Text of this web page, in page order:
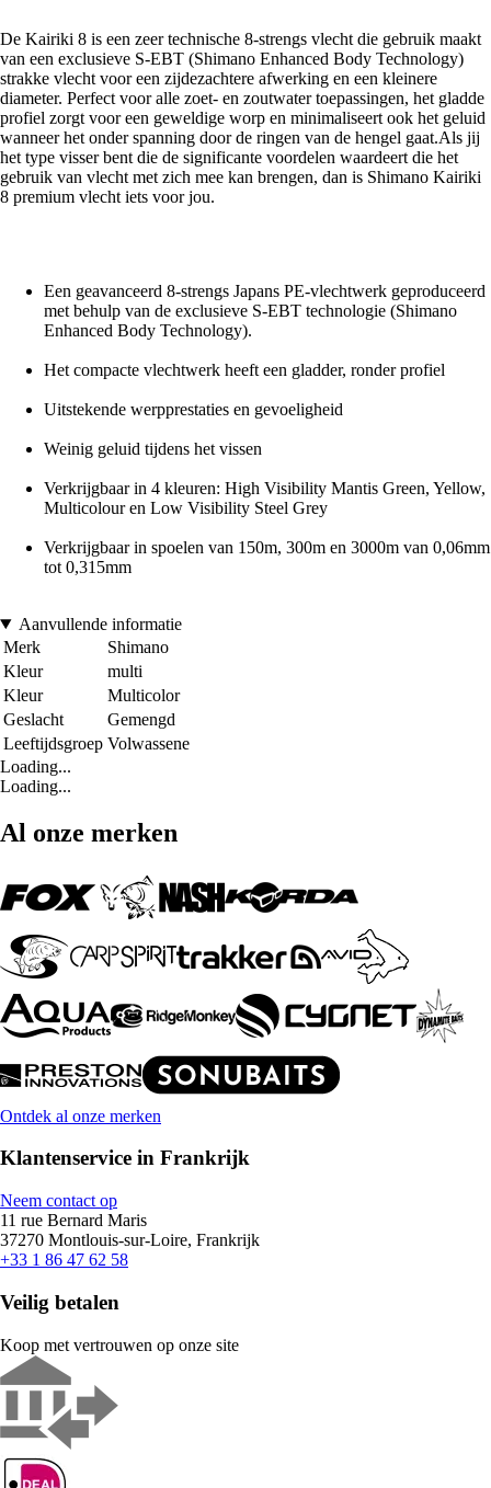
De Kairiki 8 is een zeer technische 8-strengs vlecht die gebruik maakt
van een exclusieve S-EBT (Shimano Enhanced Body Technology)
strakke vlecht voor een zijdezachtere afwerking en een kleinere
diameter. Perfect voor alle zoet- en zoutwater toepassingen, het gladde
profiel zorgt voor een geweldige worp en minimaliseert ook het geluid
wanneer het onder spanning door de ringen van de hengel gaat.Als jij
het type visser bent die de significante voordelen waardeert die het
gebruik van vlecht met zich mee kan brengen, dan is Shimano Kairiki
8 premium vlecht iets voor jou.
Een geavanceerd 8-strengs Japans PE-vlechtwerk geproduceerd
met behulp van de exclusieve S-EBT technologie (Shimano
Enhanced Body Technology).
Het compacte vlechtwerk heeft een gladder, ronder profiel
Uitstekende werpprestaties en gevoeligheid
Weinig geluid tijdens het vissen
Verkrijgbaar in 4 kleuren: High Visibility Mantis Green, Yellow,
Multicolour en Low Visibility Steel Grey
Verkrijgbaar in spoelen van 150m, 300m en 3000m van 0,06mm
tot 0,315mm
Aanvullende informatie
Merk
Shimano
Kleur
multi
Kleur
Multicolor
Geslacht
Gemengd
Leeftijdsgroep Volwassene
Loading...
Loading...
Al onze merken
Ontdek al onze merken
Klantenservice in Frankrijk
Neem contact op
11 rue Bernard Maris
37270 Montlouis-sur-Loire, Frankrijk
+33 1 86 47 62 58
Veilig betalen
Koop met vertrouwen op onze site